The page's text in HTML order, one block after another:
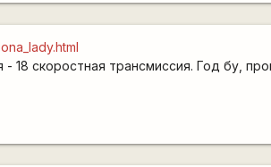
18 скоростная трансмиссия. Год бу,